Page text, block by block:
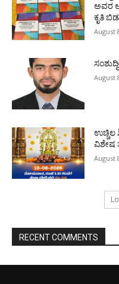
ಅವರ
ಕೃತಿ
August
August
ಉಚ್ಚಿಲ
ವಿಶೇಷ
August
RECENT COMMENTS